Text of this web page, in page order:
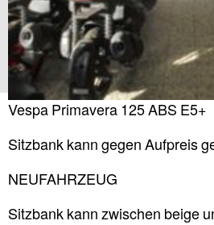
Vespa Primavera 125 ABS E5+
Sitzbank kann gegen Aufpreis
NEUFAHRZEUG
Sitzbank kann zwischen beige